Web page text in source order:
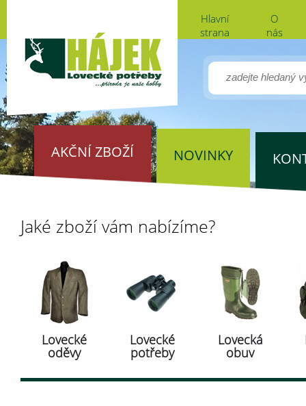
Hlavní
strana
O
nás
AKČNÍ ZBOŽÍ NOVINKY
Jaké zboží vám nabízíme?
Lovecké
oděvy
Lovecké
potřeby
Lovecká
obuv